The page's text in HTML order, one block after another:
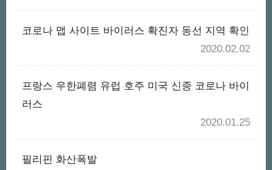
코로나 맵 사이트 바이러스 확진자 동선 지역 확인
2020.02.02
프랑스 우한폐렴 유럽 호주 미국 신종 코로나 바이
러스
2020.01.25
필리핀 화산폭발